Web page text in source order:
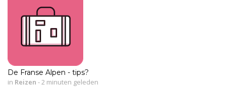
De Franse Alpen - tips?
in Reizen -2 minuten geleden